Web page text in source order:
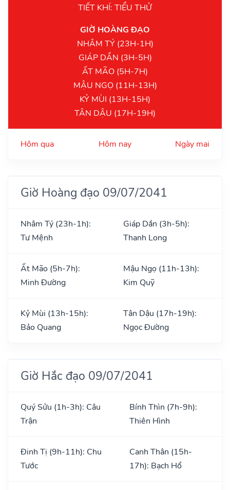
TIẾT KHÍ: TIỂU THỬ
GIỜ HOÀNG ĐẠO
NHÂM TÝ (23H-1H)
GIÁP DẦN (3H-5H)
ẤT MÃO (5H-7H)
MẬU NGỌ (11H-13H)
KỶ MÙI (13H-15H)
TÂN DẬU (17H-19H)
Hôm qua Hôm nay Ngày mai
Giờ Hoàng đạo 09/07/2041
Nhâm Tý (23h-1h):
Tư Mệnh
Giáp Dần (3h-5h):
Thanh Long
Ất Mão (5h-7h):
Minh Đường
Mậu Ngọ (11h-13h):
Kim Quỹ
Kỷ Mùi (13h-15h):
Bảo Quang
Tân Dậu (17h-19h):
Ngọc Đường
Giờ Hắc đạo 09/07/2041
Quý Sửu (1h-3h): Câu
Trận
Bính Thìn (7h-9h):
Thiên Hình
Đinh Tị (9h-11h): Chu
Tước
Canh Thân (15h-
17h): Bạch Hổ